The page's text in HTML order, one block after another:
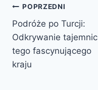
Nawigacja
wpisu
POPRZEDNI
Podróże po Turcji:
Odkrywanie tajemnic
tego fascynującego
kraju